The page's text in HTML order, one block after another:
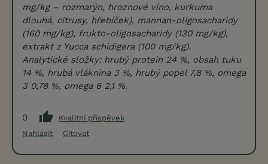
mg/kg – rozmarýn, hroznové víno, kurkuma
dlouhá, citrusy, hřebíček), mannan-oligosacharidy
(160 mg/kg), frukto-oligosacharidy (130 mg/kg),
extrakt z Yucca schidigera (100 mg/kg).
Analytické složky: hrubý protein 24 %, obsah tuku
14 %, hrubá vláknina 3 %, hrubý popel 7,8 %, omega
3 0,78 %, omega 6 2,1 %.
0
Kvalitní příspěvek
Nahlásit
Citovat